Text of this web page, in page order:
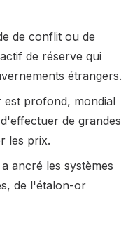
de conflit ou de
de réserve qui
étrangers.
est profond, mondial
de grandes
les prix.
ancré les systèmes
de l'étalon-or